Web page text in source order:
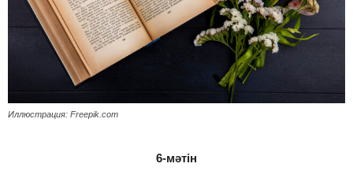
Иллюстрация: Freepik.com
6-мәтін